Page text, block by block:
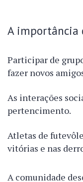
A importância
Participar de
fazer novos
As interações
pertencimento.
Atletas de
vitórias e nas
A comunidade